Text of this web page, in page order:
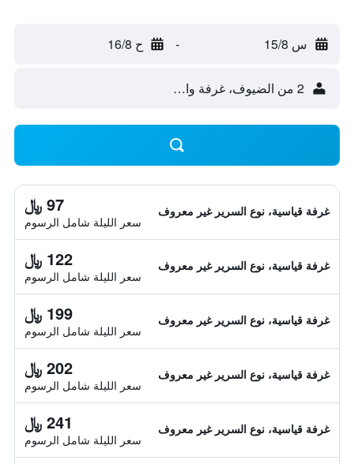
س 15/8 - ح 16/8
2 من الضيوف، غرفة واحدة
غرفة قياسية، نوع السرير غير معروف 97 ﷼
سعر الليلة شامل الرسوم
غرفة قياسية، نوع السرير غير معروف 122 ﷼
سعر الليلة شامل الرسوم
غرفة قياسية، نوع السرير غير معروف 199 ﷼
سعر الليلة شامل الرسوم
غرفة قياسية، نوع السرير غير معروف 202 ﷼
سعر الليلة شامل الرسوم
غرفة قياسية، نوع السرير غير معروف 241 ﷼
سعر الليلة شامل الرسوم